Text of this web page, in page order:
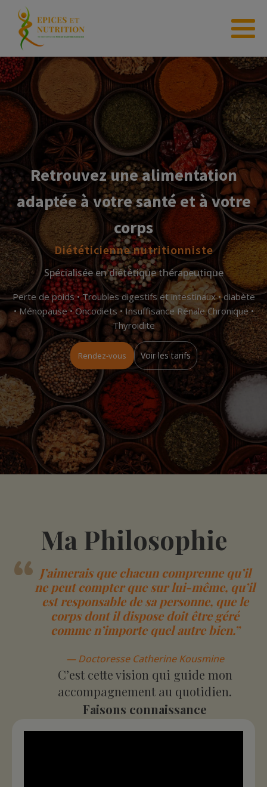
Retrouvez une alimentation
adaptée à votre santé et à votre
corps
Diététicienne nutritionniste
Spécialisée en diététique thérapeutique
Perte de poids • Troubles digestifs et intestinaux • diabète
• Ménopause • Oncodiets • Insuffisance Rénale Chronique •
Thyroidite
Rendez-vous Voir les tarifs
Ma Philosophie
“ J’aimerais que chacun comprenne qu’il
ne peut compter que sur lui-même, qu’il
est responsable de sa personne, que le
corps dont il dispose doit être géré
comme n’importe quel autre bien.”
— Doctoresse Catherine Kousmine
C’est cette vision qui guide mon
accompagnement au quotidien.
Faisons connaissance